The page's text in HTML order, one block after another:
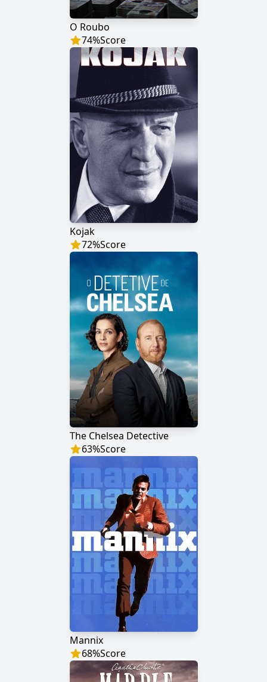
O Roubo
74%Score
Kojak
72%Score
The Chelsea Detective
63%Score
Mannix
68%Score